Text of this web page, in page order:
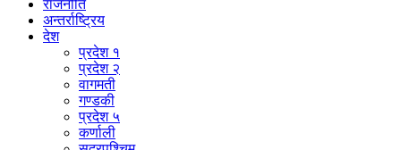
राजनीति
अन्तर्राष्ट्रिय
देश
प्रदेश १
प्रदेश २
वागमती
गण्डकी
प्रदेश ५
कर्णाली